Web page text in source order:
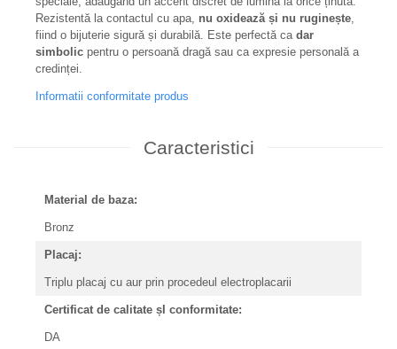
Rezistentă la contactul cu apa, nu oxidează și nu ruginește,
fiind o bijuterie sigură și durabilă. Este perfectă ca dar
simbolic pentru o persoană dragă sau ca expresie personală a
credinței.
Informatii conformitate produs
Caracteristici
Material de baza:
Bronz
Placaj:
Triplu placaj cu aur prin procedeul electroplacarii
Certificat de calitate șI conformitate:
DA